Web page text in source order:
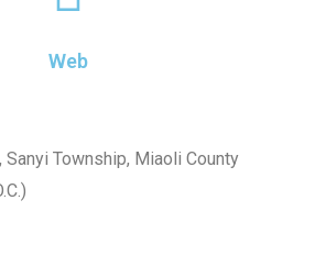
Sanyi Township, Miaoli County
Web